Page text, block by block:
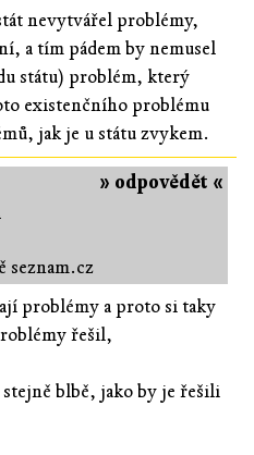
nevytvářel problémy,
a tím pádem by nemusel
státu) problém, který
existenčního problému
jak je u státu zvykem.
» odpovědět «
seznam.cz
problémy a proto si taky
řešil,
blbě, jako by je řešili